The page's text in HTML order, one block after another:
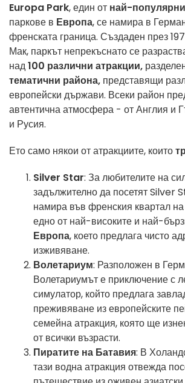
Europa Park, един от най-
паркове в Европа, се намира в
френската граница. Създаден през
Мак, паркът непрекъснато се
над100 различни атракции,
тематични района, представящи
европейски държави. Всеки район
автентична атмосфера - от Англия и
и Русия.
Ето само някои от атракциите, които
Silver Star: За любителите на
задължително да посетят Silver
намира във френския квартал
едно от най-високите и най-
Европа, което предлага чисто
изживяване.
Волетариум: Разположен в
Волетариумът е приключение с
симулатор, който предлага
преживяване из европейските
семейна атракция, която ще
от всички възрасти.
Пиратите на Батавия: В
тази водна атракция отвежда